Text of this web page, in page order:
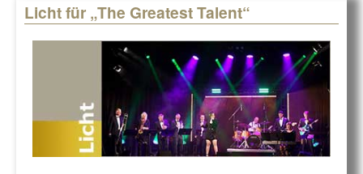
Licht für „The Greatest Talent“